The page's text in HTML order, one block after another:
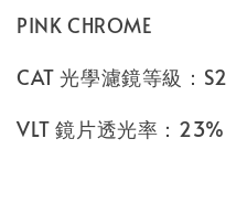
PINK CHROME
CAT 光學濾鏡等級：S2
VLT 鏡片透光率：23%